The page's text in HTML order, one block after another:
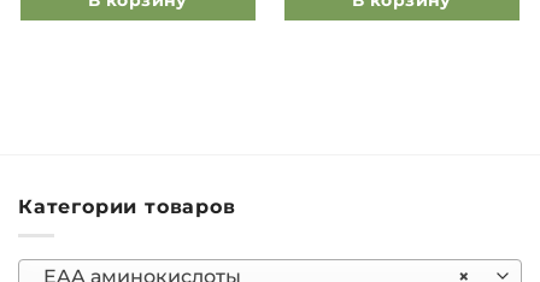
Категории товаров
×
EAA аминокислоты